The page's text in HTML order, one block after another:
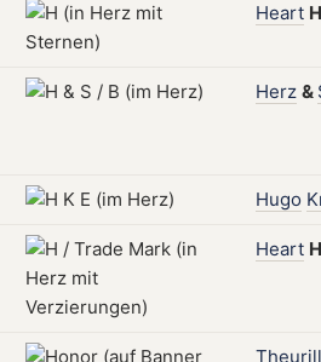
Heart
Herz &
Hugo
Heart